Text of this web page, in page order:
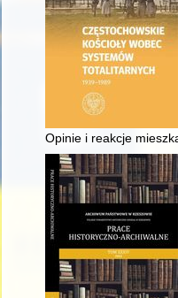
Opinie i reakcje